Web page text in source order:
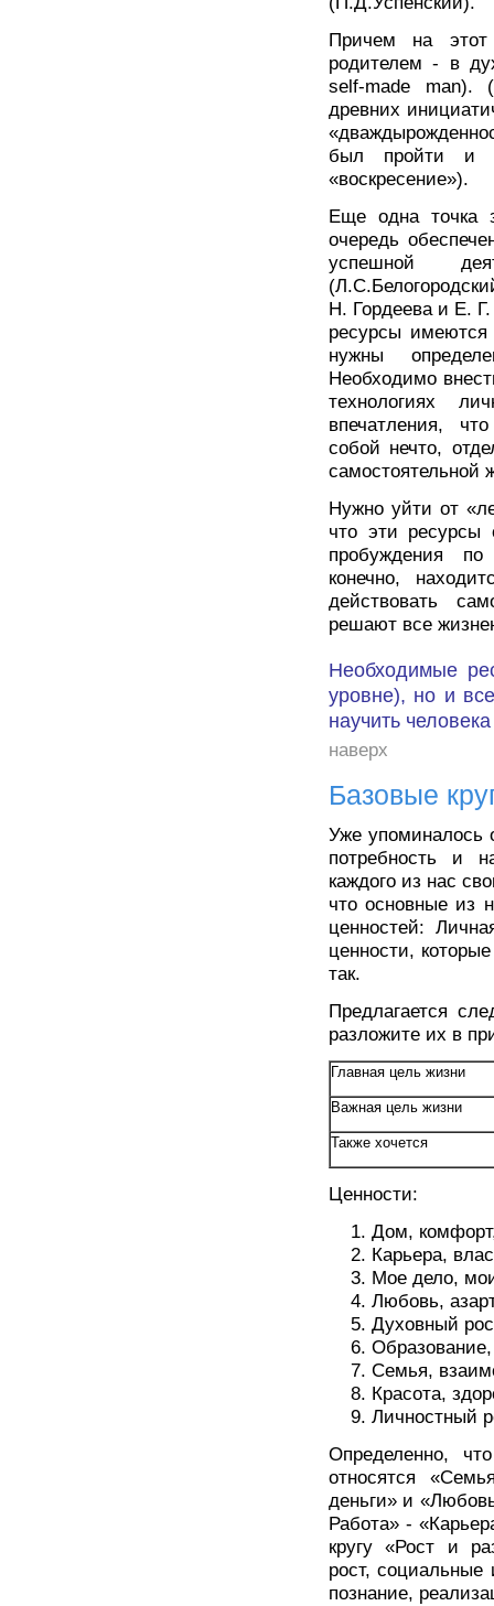
Причем на
родителем - в
self-made man).
древних
был пройти и
«воскресение»).
Еще одна точка
очередь
успешной
Н. Гордеева и Е.
ресурсы
нужны
Необходимо
технологиях
впечатления,
собой нечто,
самостоятельной
Нужно уйти от
что эти ресурсы
пробуждения
конечно,
действовать
решают все
Необходимые
уровне), но и
научить
наверх
Базовые
Уже упоминалось
потребность и
каждого из нас
что основные из
ценностей:
ценности,
так.
Предлагается
разложите их в
Главная цель жизни
Важная цель жизни
Также хочется
Ценности:
Дом,
Карьера,
Мое дело,
Любовь,
Духовный
Семья,
Красота,
Личностный
Определенно,
относятся
деньги» и
Работа» -
кругу «Рост и
рост, социальные
познание,